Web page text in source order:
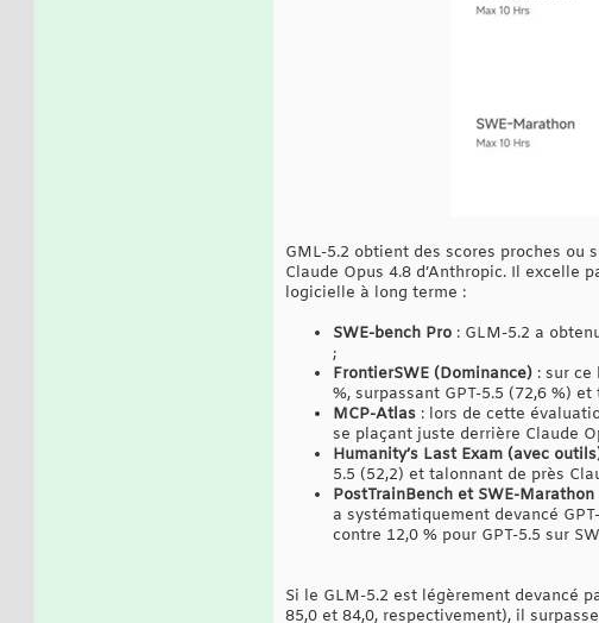
GML-5.2 obtient des scores proches ou
Claude Opus 4.8 d’Anthropic. Il excelle
logicielle à long terme :
SWE-bench Pro : GLM-5.2 a
;
FrontierSWE (Dominance) : sur
%, surpassant GPT-5.5 (72,6 %)
MCP-Atlas : lors de cette
se plaçant juste derrière Claude
Humanity’s Last Exam (avec
5.5 (52,2) et talonnant de près
PostTrainBench et SWE-Marathon
a systématiquement devancé
contre 12,0 % pour GPT-5.5 sur
Si le GLM-5.2 est légèrement devancé
85,0 et 84,0, respectivement), il